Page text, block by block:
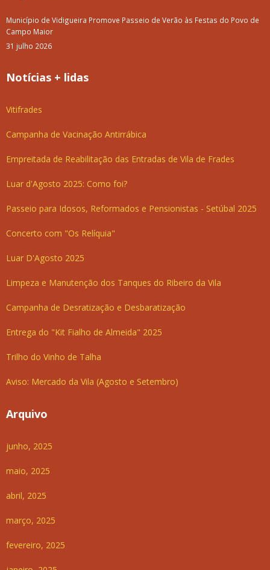
Município de Vidigueira Promove Passeio de Verão às Festas do Povo de
Campo Maior
31 julho 2026
Notícias + lidas
Vitifrades
Campanha de Vacinação Antirrábica
Empreitada de Reabilitação das Entradas de Vila de Frades
Luar d'Agosto 2025: Como foi?
Passeio para Idosos, Reformados e Pensionistas - Setúbal 2025
Concerto com "Os Relíquia"
Luar D'Agosto 2025
Limpeza e Manutenção dos Tanques do Ribeiro da Vila
Campanha de Desratização e Desbaratização
Entrega do "Kit Fialho de Almeida" 2025
Trilho do Vinho de Talha
Aviso: Mercado da Vila (Agosto e Setembro)
Arquivo
junho, 2025
maio, 2025
abril, 2025
março, 2025
fevereiro, 2025